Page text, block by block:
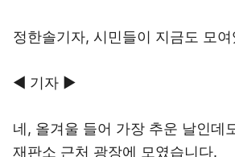
정한솔기자, 시민들이 지금도 모
◀ 기자 ▶
네, 올겨울 들어 가장 추운 날인데
재판소 근처 광장에 모였습니다.